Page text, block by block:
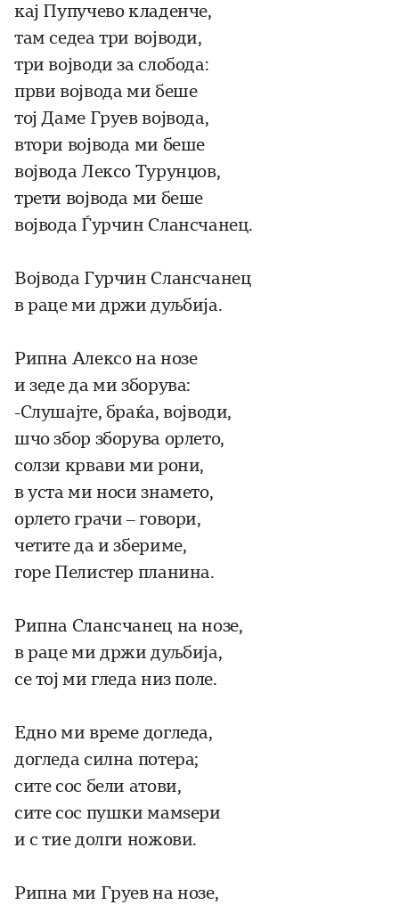
кај Пупучево кладенче,
там седеа три војводи,
три војводи за слобода:
први војвода ми беше
тој Даме Груев војвода,
втори војвода ми беше
војвода Лексо Турунџов,
трети војвода ми беше
војвода Ѓурчин Слансчанец.
Војвода Гурчин Слансчанец
в paцe ми држи дуљбија.
Рипна Алексо на нозе
и зеде да ми зборува:
-Слушајте, браќа, војводи,
шчо збор зборува орлето,
солзи крвави ми рони,
в уста ми носи знамето,
орлето грачи – говори,
четите да и збериме,
гope Пелистер планина.
Рипна Слансчанец на нозе,
в paцe ми држи дуљбија,
се тој ми гледа низ поле.
Едно ми време догледа,
догледа силна потера;
сите сос бели атови,
сите сос пушки мамѕери
и с тие долги ножови.
Рипна ми Груев на нозе,